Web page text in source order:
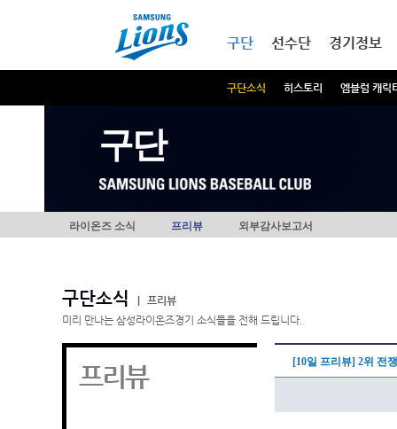
구단
구단소식 히스토리 엠블럼 캐릭
선수단 경기정보
구단
라이온즈 소식 프리뷰 외부감사보고서
구단소식
프리뷰
미리 만나는 삼성라이온즈경기 소식들을 전해 드립니다.
프리뷰 [10일 프리뷰] 2위 전